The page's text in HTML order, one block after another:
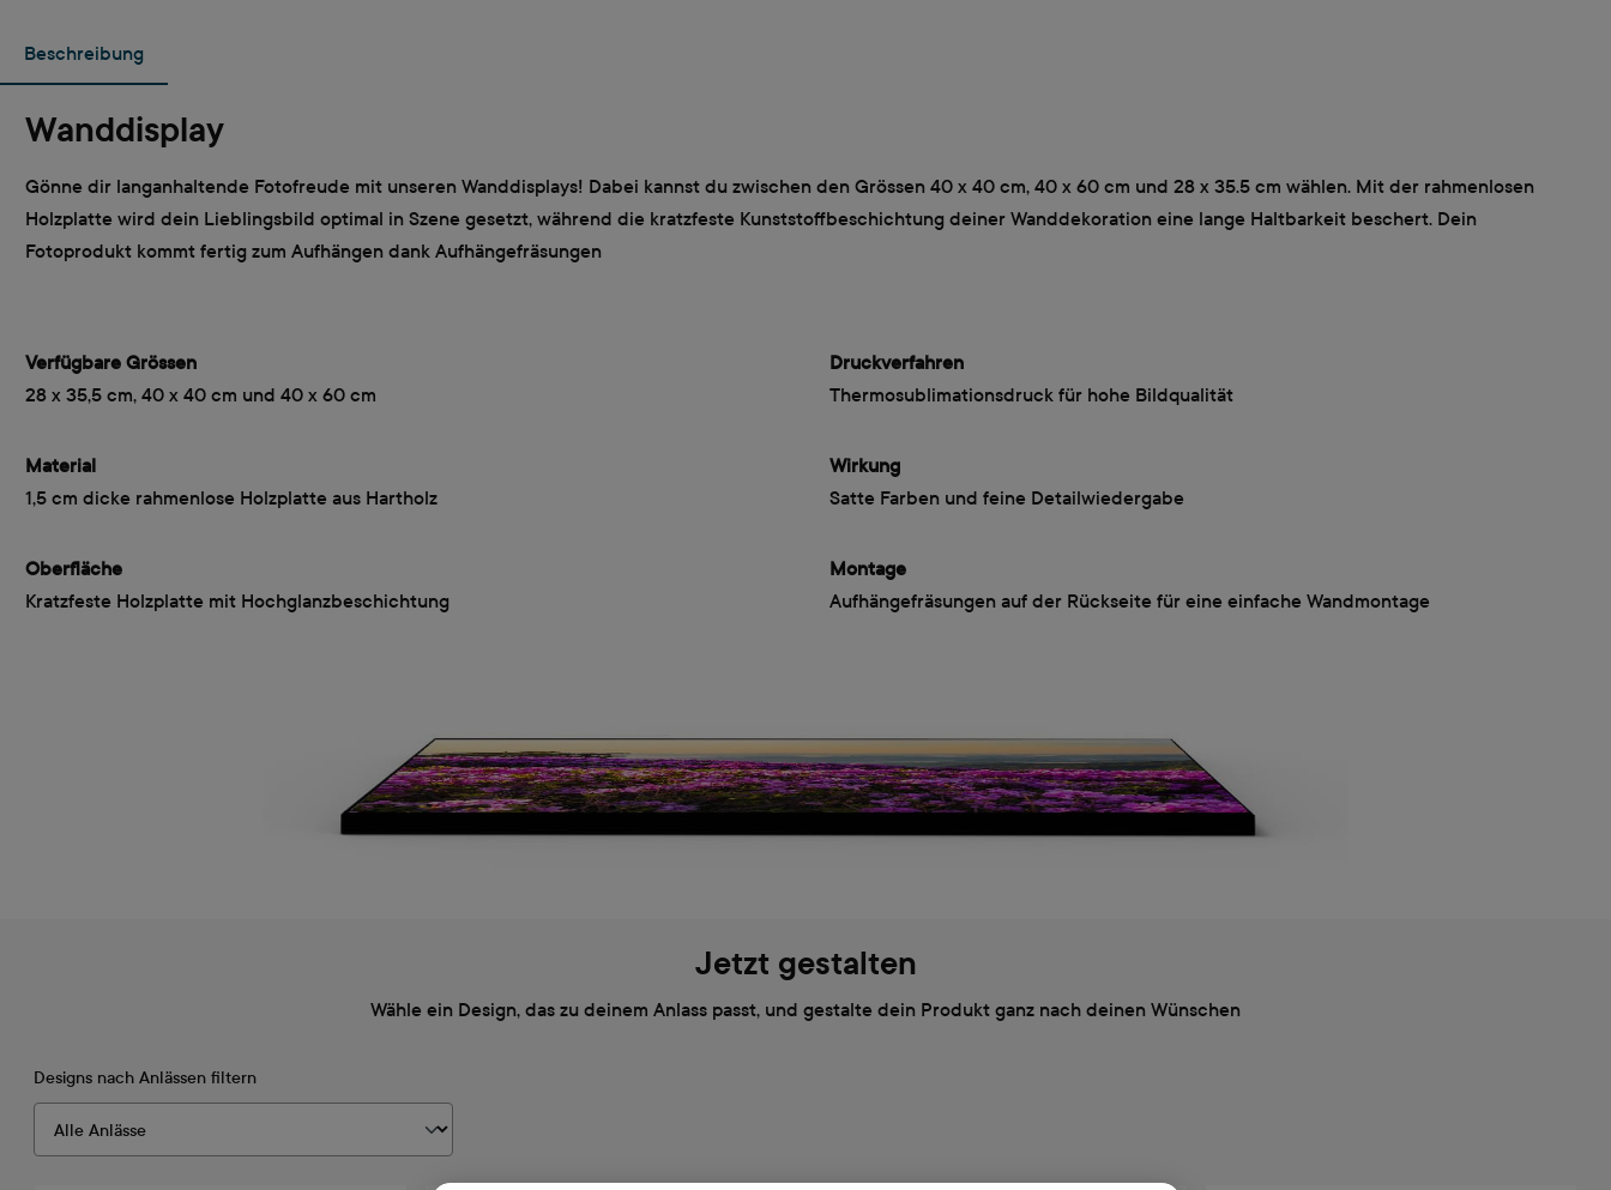
Beschreibung
Wanddisplay
Gönne dir langanhaltende Fotofreude mit unseren Wanddisplays! Dabei kannst du zwischen den Grössen 40 x 40 cm, 40 x 60 cm und 28 x 35.5 cm wählen. Mit der rahmenlosen
Holzplatte wird dein Lieblingsbild optimal in Szene gesetzt, während die kratzfeste Kunststoffbeschichtung deiner Wanddekoration eine lange Haltbarkeit beschert. Dein
Fotoprodukt kommt fertig zum Aufhängen dank Aufhängefräsungen
Verfügbare Grössen
28 x 35,5 cm, 40 x 40 cm und 40 x 60 cm
Material
1,5 cm dicke rahmenlose Holzplatte aus Hartholz
Oberfläche
Kratzfeste Holzplatte mit Hochglanzbeschichtung
Druckverfahren
Thermosublimationsdruck für hohe Bildqualität
Wirkung
Satte Farben und feine Detailwiedergabe
Montage
Aufhängefräsungen auf der Rückseite für eine einfache Wandmontage
Jetzt gestalten
Wähle ein Design, das zu deinem Anlass passt, und gestalte dein Produkt ganz nach deinen Wünschen
Designs nach Anlässen filtern